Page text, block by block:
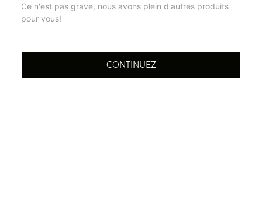
Ce n'est pas grave, nous avons plein d'autres produits
pour vous!
CONTINUEZ